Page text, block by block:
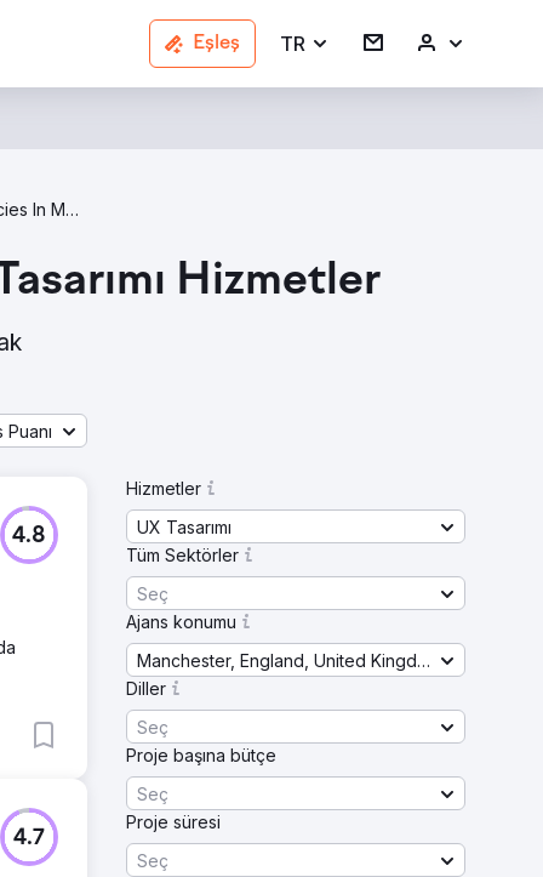
Eşleş TR
UX Design Agencies In Manchester
Hizmetler
Puanı
4.8
4.7
Hizmetler
UX Tasarımı
Tüm Sektörler
Seç
Ajans konumu
Manchester, England, United Kingdom
Diller
Seç
Proje başına bütçe
Seç
Proje süresi
Seç